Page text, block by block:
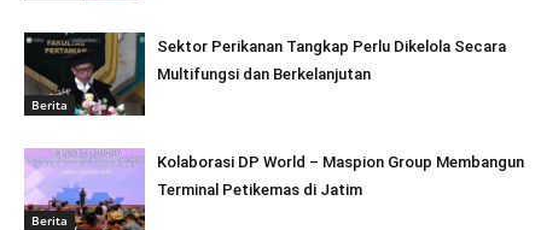
Berita
Sektor Perikanan Tangkap Perlu Dikelola Secara
Multifungsi dan Berkelanjutan
Berita
Kolaborasi DP World – Maspion Group Membangun
Terminal Petikemas di Jatim